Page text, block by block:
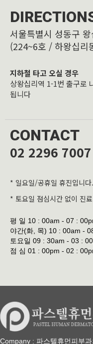
서울특별시 성동구
(224~6호 / 하왕십리
지하철 타고 오실 경우
상왕십리역 1-1번 출구로
됩니다
CONTACT
02 2296 7007
* 일요일/공휴일 휴진입니다.
* 토요일 점심시간 없이 진료
평 일 10 : 00am - 07 :
야간(화, 목) 10 : 00am -
토요일 09 : 30am - 03 :
점 심 01 : 00pm - 02 :
Company : 파스텔휴먼피부